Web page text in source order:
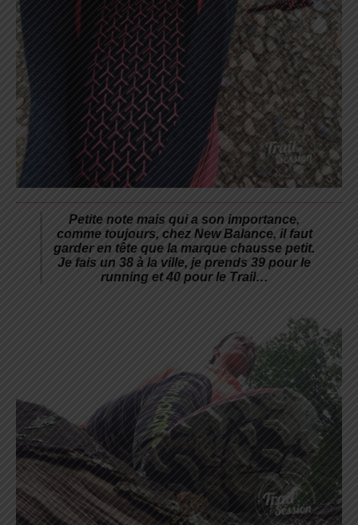
Petite note mais qui a son importance,
comme toujours, chez New Balance, il faut
garder en tête que la marque chausse petit.
Je fais un 38 à la ville, je prends 39 pour le
running et 40 pour le Trail…